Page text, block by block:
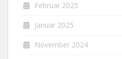
Februar 2025
Januar 2025
November 2024